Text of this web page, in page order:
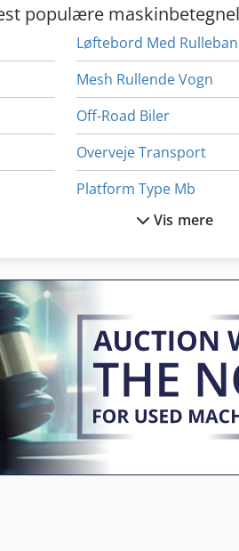
populære
Løftebord Med
Mesh Rullende Vogn
Off-Road Biler
Overveje Transport
Platform Type Mb
Runde Ur
Vis mere